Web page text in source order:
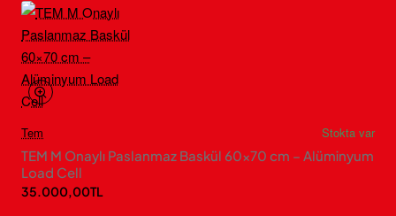
Tem
Stokta var
TEM M Onaylı Paslanmaz Baskül 60×70 cm – Alüminyum
Load Cell
35.000,00TL